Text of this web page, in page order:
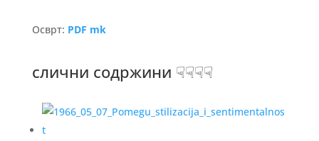
Осврт: PDF mk
слични содржини ☟☟☟☟